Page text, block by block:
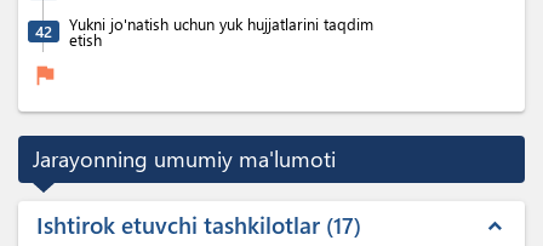
42 Yukni jo'natish uchun yuk hujjatlarini taqdim
etish
flag
Jarayonning umumiy ma'lumoti
Ishtirok etuvchi tashkilotlar 17 expand_less